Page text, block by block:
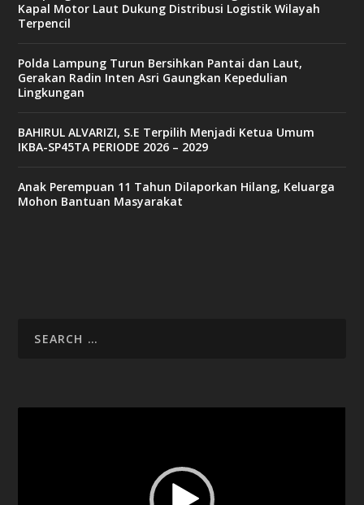
Kapal Motor Laut Dukung Distribusi Logistik Wilayah
Terpencil
Polda Lampung Turun Bersihkan Pantai dan Laut,
Gerakan Radin Inten Asri Gaungkan Kepedulian
Lingkungan
BAHIRUL ALVARIZI, S.E Terpilih Menjadi Ketua Umum
IKBA-SP45TA PERIODE 2026 – 2029
Anak Perempuan 11 Tahun Dilaporkan Hilang, Keluarga
Mohon Bantuan Masyarakat